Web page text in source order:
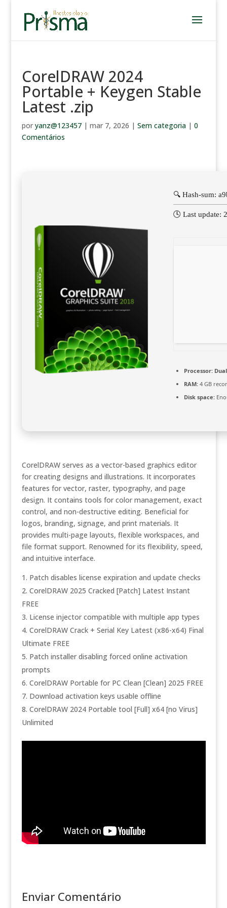
CorelDRAW 2024
Portable + Keygen Stable
Latest .zip
por yanz@123457| mar 7, 2026 | Sem categoria| 0
Comentários
🔍 Hash-sum:
🕓 Last update:
Processor:
RAM:4 GB
Disk space:
CorelDRAW serves as a vector-based graphics editor
for creating designs and illustrations. It incorporates
features for vector, raster, typography, and page
design. It contains tools for color management, exact
control, and non-destructive editing. Beneficial for
logos, branding, signage, and print materials. It
provides multi-page layouts, flexible workspaces, and
file format support. Renowned for its flexibility, speed,
and intuitive interface.
Patch disables license expiration and update checks
CorelDRAW 2025 Cracked [Patch] Latest Instant
FREE
License injector compatible with multiple app types
CorelDRAW Crack + Serial Key Latest (x86-x64) Final
Ultimate FREE
Patch installer disabling forced online activation
prompts
CorelDRAW Portable for PC Clean [Clean] 2025 FREE
Download activation keys usable offline
CorelDRAW 2024 Portable tool [Full] x64 [no Virus]
Unlimited
Enviar Comentário